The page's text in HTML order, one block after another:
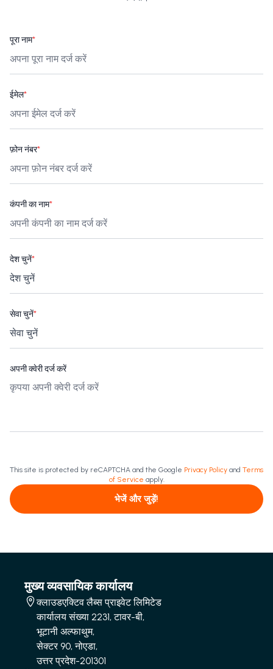
पूरा नाम*
ईमेल*
फ़ोन नंबर*
कंपनी का नाम*
देश चुनें*
सेवा चुनें*
अपनी क्वेरी दर्ज करें
This site is protected by reCAPTCHA and the Google Privacy Policy and Terms
of Service apply.
भेजें और जुड़ें!
मुख्य व्यवसायिक कार्यालय
क्लाउडएक्टिव लैब्स प्राइवेट लिमिटेड
कार्यालय संख्या 2231, टावर-बी,
भूटानी अल्फाथुम,
सेक्टर 90, नोएडा,
उत्तर प्रदेश-201301